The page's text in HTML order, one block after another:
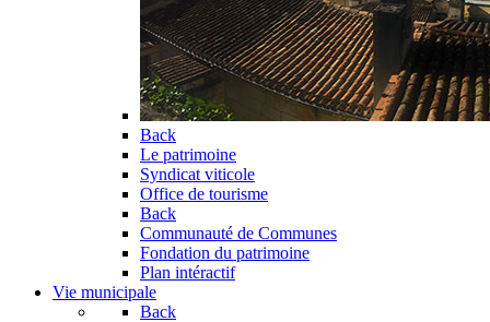
Back
Le patrimoine
Syndicat viticole
Office de tourisme
Back
Communauté de Communes
Fondation du patrimoine
Plan intéractif
Vie municipale
Back